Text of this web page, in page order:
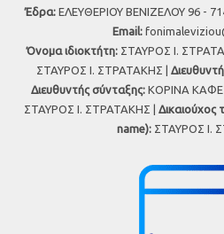
Έδρα: ΕΛΕΥΘΕΡΙΟΥ ΒΕΝΙΖΕΛΟΥ 96 -
Εmail:
Όνομα ιδιοκτήτη: ΣΤΑΥΡΟΣ Ι.
ΣΤΑΥΡΟΣ Ι. ΣΤΡΑΤΑΚΗΣ |
Διευθυντής σύνταξης:ΚΟΡΙΝΑ
ΣΤΑΥΡΟΣ Ι. ΣΤΡΑΤΑΚΗΣ | Δικαιούχος
name):ΣΤΑΥΡΟΣ Ι.